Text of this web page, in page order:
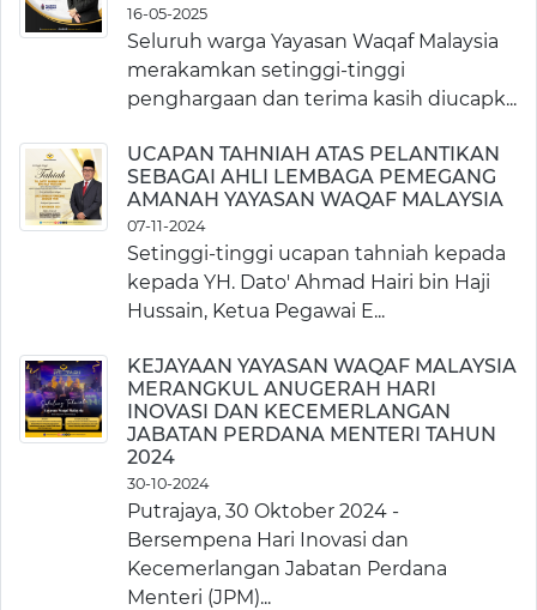
16-05-2025
Seluruh warga Yayasan Waqaf Malaysia
merakamkan setinggi-tinggi
penghargaan dan terima kasih diucapk...
UCAPAN TAHNIAH ATAS PELANTIKAN
SEBAGAI AHLI LEMBAGA PEMEGANG
AMANAH YAYASAN WAQAF MALAYSIA
07-11-2024
Setinggi-tinggi ucapan tahniah kepada
kepada YH. Dato' Ahmad Hairi bin Haji
Hussain, Ketua Pegawai E...
KEJAYAAN YAYASAN WAQAF MALAYSIA
MERANGKUL ANUGERAH HARI
INOVASI DAN KECEMERLANGAN
JABATAN PERDANA MENTERI TAHUN
2024
30-10-2024
Putrajaya, 30 Oktober 2024 -
Bersempena Hari Inovasi dan
Kecemerlangan Jabatan Perdana
Menteri (JPM)...